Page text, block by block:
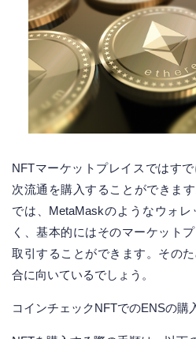
NFTマーケットプレイスではす
次流通を購入することができま
では、MetaMaskのようなウォ
く、基本的にはそのマーケット
取引することができます。その
合に向いているでしょう。
コインチェックNFTでのENSの購